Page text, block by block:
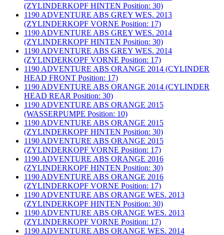
(ZYLINDERKOPF HINTEN Position: 30)
1190 ADVENTURE ABS GREY WES. 2013
(ZYLINDERKOPF VORNE Position: 17)
1190 ADVENTURE ABS GREY WES. 2014
(ZYLINDERKOPF HINTEN Position: 30)
1190 ADVENTURE ABS GREY WES. 2014
(ZYLINDERKOPF VORNE Position: 17)
1190 ADVENTURE ABS ORANGE 2014 (CYLINDER
HEAD FRONT Position: 17)
1190 ADVENTURE ABS ORANGE 2014 (CYLINDER
HEAD REAR Position: 30)
1190 ADVENTURE ABS ORANGE 2015
(WASSERPUMPE Position: 10)
1190 ADVENTURE ABS ORANGE 2015
(ZYLINDERKOPF HINTEN Position: 30)
1190 ADVENTURE ABS ORANGE 2015
(ZYLINDERKOPF VORNE Position: 17)
1190 ADVENTURE ABS ORANGE 2016
(ZYLINDERKOPF HINTEN Position: 30)
1190 ADVENTURE ABS ORANGE 2016
(ZYLINDERKOPF VORNE Position: 17)
1190 ADVENTURE ABS ORANGE WES. 2013
(ZYLINDERKOPF HINTEN Position: 30)
1190 ADVENTURE ABS ORANGE WES. 2013
(ZYLINDERKOPF VORNE Position: 17)
1190 ADVENTURE ABS ORANGE WES. 2014